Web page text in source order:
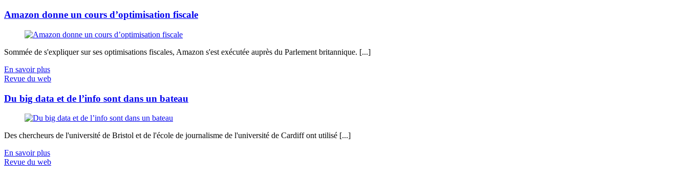
Amazon donne un cours d’optimisation fiscale
Sommée de s'expliquer sur ses optimisations fiscales, Amazon s'est exécutée auprès du Parlement britannique. [...]
En savoir plus
Revue du web
Du big data et de l’info sont dans un bateau
Des chercheurs de l'université de Bristol et de l'école de journalisme de l'université de Cardiff ont utilisé [...]
En savoir plus
Revue du web